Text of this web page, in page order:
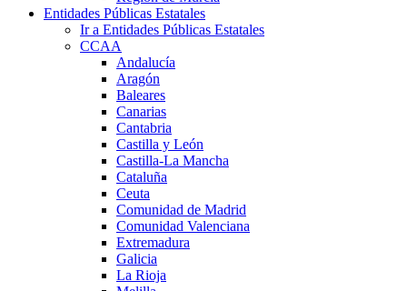
Entidades Públicas Estatales
Ir a Entidades Públicas Estatales
CCAA
Andalucía
Aragón
Baleares
Canarias
Cantabria
Castilla y León
Castilla-La Mancha
Cataluña
Ceuta
Comunidad de Madrid
Comunidad Valenciana
Extremadura
Galicia
La Rioja